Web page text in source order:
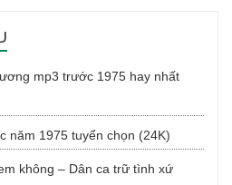
mp3 trước 1975 hay nhất
năm 1975 tuyển chọn (24K)
không – Dân ca trữ tình xứ